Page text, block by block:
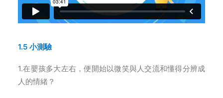
1.5 小測驗
1.在嬰孩多大左右，便開始以微笑與人交流和懂得分辨成
人的情緒？